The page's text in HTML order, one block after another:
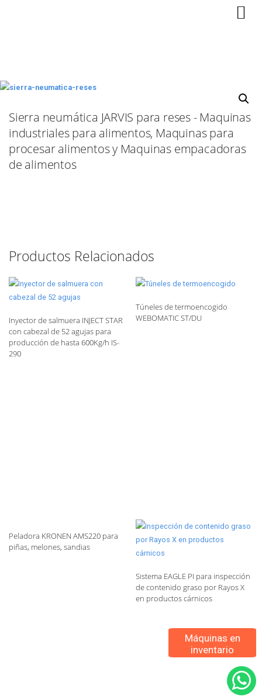
Máquinas en
inventario
Sierra neumática JARVIS para reses - Maquinas
industriales para alimentos, Maquinas para
procesar alimentos y Maquinas empacadoras
de alimentos
Productos Relacionados
Inyector de salmuera INJECT STAR
con cabezal de 52 agujas para
producción de hasta 600Kg/h IS-
290
Túneles de termoencogido
WEBOMATIC ST/DU
Peladora KRONEN AMS220 para
piñas, melones, sandias
Sistema EAGLE PI para inspección
de contenido graso por Rayos X
en productos cárnicos